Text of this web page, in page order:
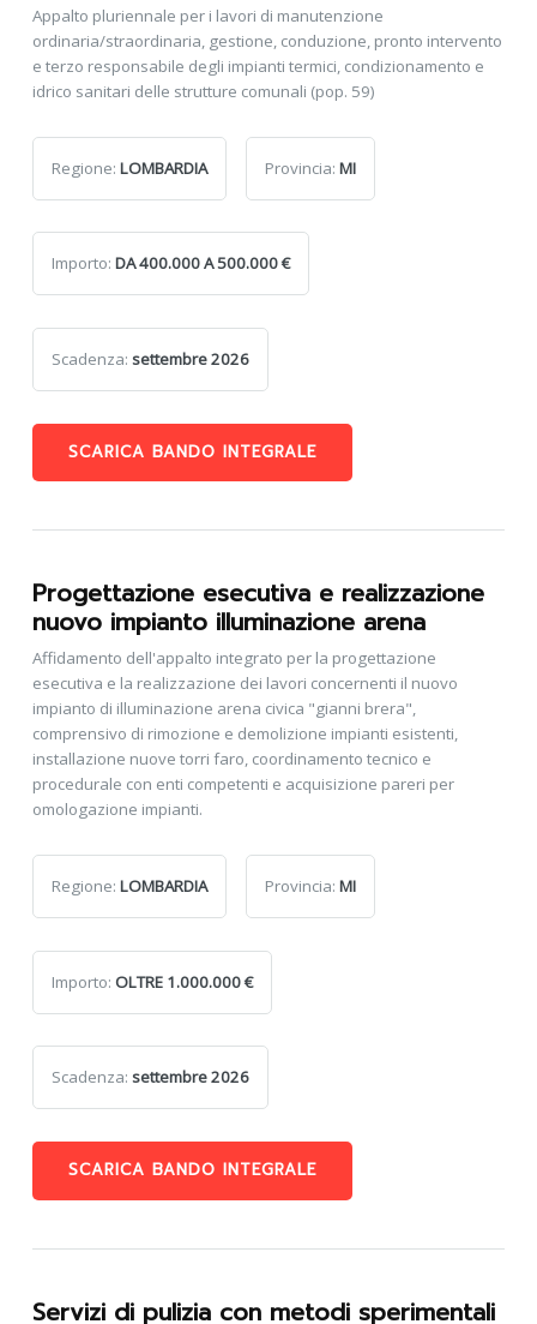
Appalto pluriennale per i lavori di manutenzione
ordinaria/straordinaria, gestione, conduzione, pronto intervento
e terzo responsabile degli impianti termici, condizionamento e
idrico sanitari delle strutture comunali (pop. 59)
Regione: LOMBARDIA Provincia: MI
Importo: DA 400.000 A 500.000 €
Scadenza: settembre 2026
SCARICA BANDO INTEGRALE
Progettazione esecutiva e realizzazione
nuovo impianto illuminazione arena
Affidamento dell'appalto integrato per la progettazione
esecutiva e la realizzazione dei lavori concernenti il nuovo
impianto di illuminazione arena civica "gianni brera",
comprensivo di rimozione e demolizione impianti esistenti,
installazione nuove torri faro, coordinamento tecnico e
procedurale con enti competenti e acquisizione pareri per
omologazione impianti.
Regione: LOMBARDIA Provincia: MI
Importo: OLTRE 1.000.000 €
Scadenza: settembre 2026
SCARICA BANDO INTEGRALE
Servizi di pulizia con metodi sperimentali